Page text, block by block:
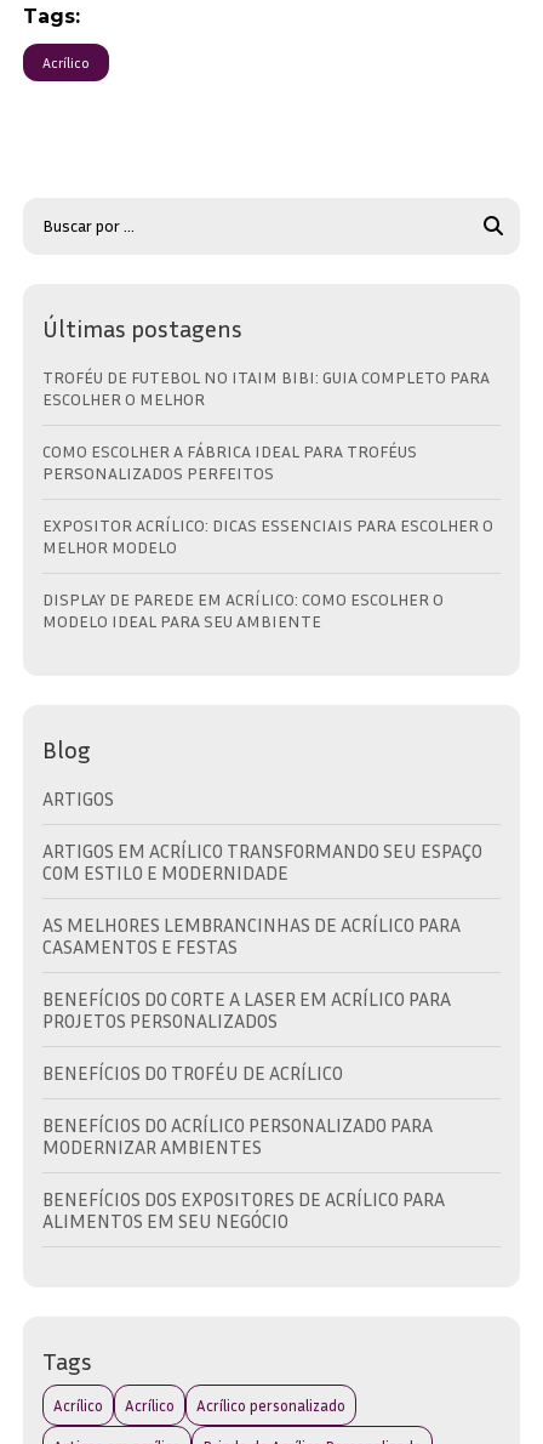
Tags:
Acrílico
Últimas postagens
TROFÉU DE FUTEBOL NO ITAIM BIBI: GUIA COMPLETO PARA
ESCOLHER O MELHOR
COMO ESCOLHER A FÁBRICA IDEAL PARA TROFÉUS
PERSONALIZADOS PERFEITOS
EXPOSITOR ACRÍLICO: DICAS ESSENCIAIS PARA ESCOLHER O
MELHOR MODELO
DISPLAY DE PAREDE EM ACRÍLICO: COMO ESCOLHER O
MODELO IDEAL PARA SEU AMBIENTE
Blog
ARTIGOS
ARTIGOS EM ACRÍLICO TRANSFORMANDO SEU ESPAÇO
COM ESTILO E MODERNIDADE
AS MELHORES LEMBRANCINHAS DE ACRÍLICO PARA
CASAMENTOS E FESTAS
BENEFÍCIOS DO CORTE A LASER EM ACRÍLICO PARA
PROJETOS PERSONALIZADOS
BENEFÍCIOS DO TROFÉU DE ACRÍLICO
BENEFÍCIOS DO ACRÍLICO PERSONALIZADO PARA
MODERNIZAR AMBIENTES
BENEFÍCIOS DOS EXPOSITORES DE ACRÍLICO PARA
ALIMENTOS EM SEU NEGÓCIO
SUA MARCA E EVENTO
BRINDE EM ACRÍLICO: DESCUBRA AS MELHORES OPÇÕES
Tags
Acrílico Acrílico Acrílico personalizado